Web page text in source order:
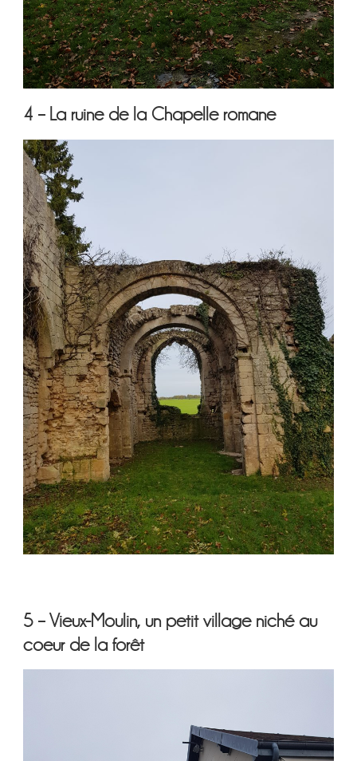
4 – La ruine de la Chapelle romane
5 – Vieux-Moulin, un petit village niché au
coeur de la forêt